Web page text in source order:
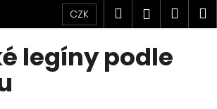
CZK Hledat
legíny podle